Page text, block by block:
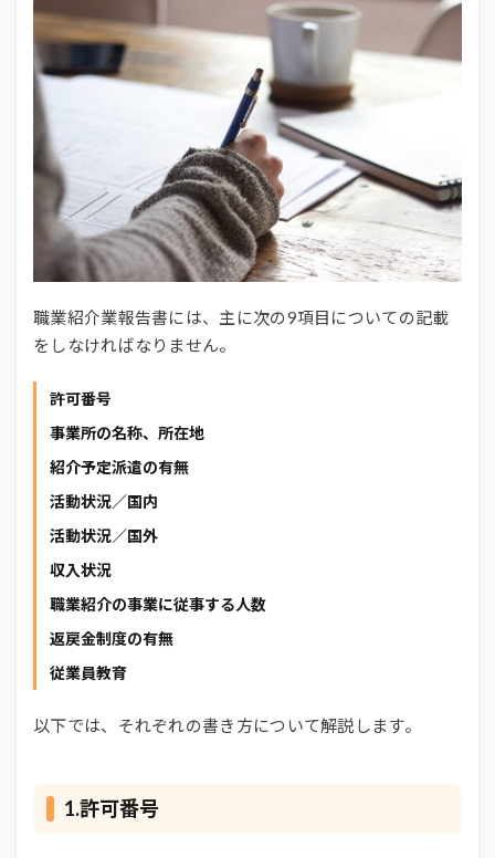
職業紹介業報告書には、主に次の9項目についての記載
をしなければなりません。
許可番号
事業所の名称、所在地
紹介予定派遣の有無
活動状況／国内
活動状況／国外
収入状況
職業紹介の事業に従事する人数
返戻金制度の有無
従業員教育
以下では、それぞれの書き方について解説します。
1.許可番号